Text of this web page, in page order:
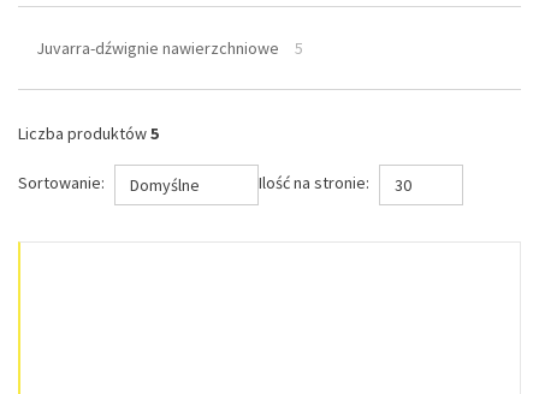
Juvarra-dźwignie nawierzchniowe 5
Liczba produktów5
Sortowanie: Domyślne Ilość na stronie: 30